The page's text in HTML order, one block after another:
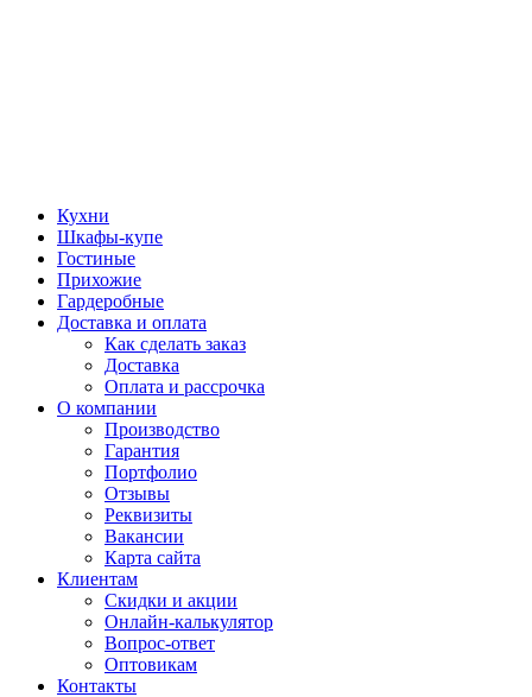
Кухни
Шкафы-купе
Гостиные
Прихожие
Гардеробные
Доставка и оплата
Как сделать заказ
Доставка
Оплата и рассрочка
О компании
Производство
Гарантия
Портфолио
Отзывы
Реквизиты
Вакансии
Карта сайта
Клиентам
Скидки и акции
Онлайн-калькулятор
Вопрос-ответ
Оптовикам
Контакты